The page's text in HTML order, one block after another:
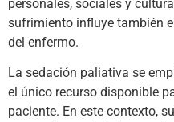
personales, sociales y
sufrimiento influye también
del enfermo.
La sedación paliativa se
el único recurso disponible
paciente. En este contexto,